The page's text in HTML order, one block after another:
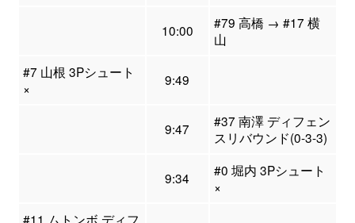
10:00
#79 高橋 → #17 横
山
#7 山根 3Pシュート
×
9:49
9:47
#37 南澤 ディフェン
スリバウンド(0-3-3)
9:34
#0 堀内 3Pシュート
×
#11 ムトンボ ディフ